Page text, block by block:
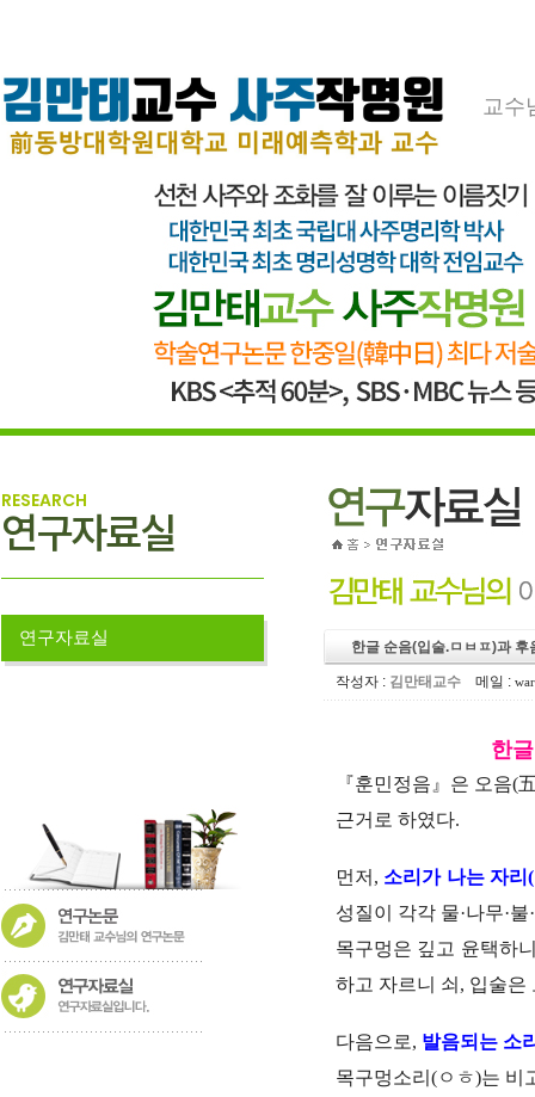
교수
RESEARCH
연구자료실
연구자료실 한글 순음(입술.ㅁㅂㅍ)과
작성자 : 김만태교수 메일 :
한
『훈민정음』은 오음(
근거로 하였다.
먼저, 소리가 나는 자리
성질이 각각 물·나무·
목구멍은 깊고 윤택하
하고 자르니 쇠, 입술은
다음으로, 발음되는 소
목구멍소리(ㅇㅎ)는 비